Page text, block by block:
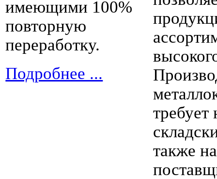
имеющими 100%
повторную
переработку.
Подробнее ...
также